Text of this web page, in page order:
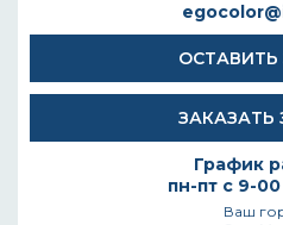
ОСТАВИТЬ
ЗАКАЗАТЬ
График
пн-пт с 9-
Ваш